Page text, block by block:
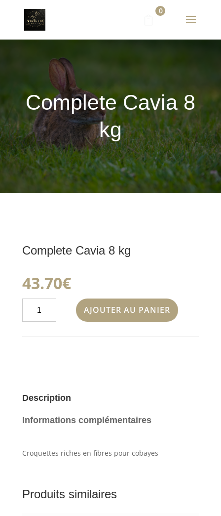
0
Complete Cavia 8
kg
Complete Cavia 8 kg
43.70€
Cavia
AJOUTER AU PANIER
Description
Informations complémentaires
Croquettes riches en fibres pour cobayes
Produits similaires